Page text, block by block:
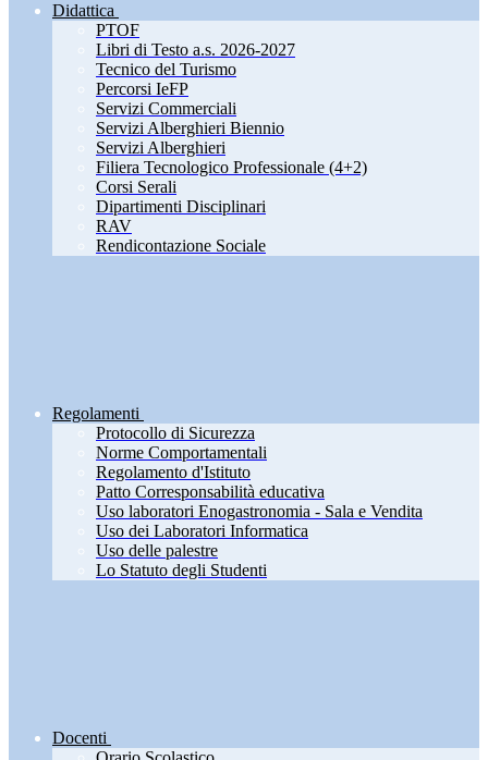
Didattica
PTOF
Libri di Testo a.s. 2026-2027
Tecnico del Turismo
Percorsi IeFP
Servizi Commerciali
Servizi Alberghieri Biennio
Servizi Alberghieri
Filiera Tecnologico Professionale (4+2)
Corsi Serali
Dipartimenti Disciplinari
RAV
Rendicontazione Sociale
Regolamenti
Protocollo di Sicurezza
Norme Comportamentali
Regolamento d'Istituto
Patto Corresponsabilità educativa
Uso laboratori Enogastronomia - Sala e Vendita
Uso dei Laboratori Informatica
Uso delle palestre
Lo Statuto degli Studenti
Docenti